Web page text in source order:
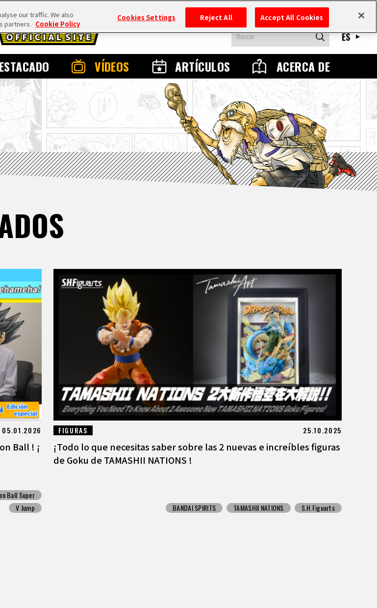
VÍDEOS ARTÍCULOS ACERCA DE
ES
05.01.2026
Ball ! ¡
Ball Super
V Jump
FIGURAS 25.10.2025
¡Todo lo que necesitas saber sobre las 2 nuevas e increíbles figuras
de Goku de TAMASHII NATIONS !
BANDAI SPIRITS TAMASHII NATIONS S.H.Figuarts
our traffic. We also
partners. Cookie Policy
Cookies Settings Reject All Accept All Cookies